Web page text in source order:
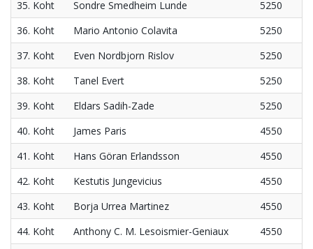
35. Koht
Sondre Smedheim Lunde
5250
36. Koht
Mario Antonio Colavita
5250
37. Koht
Even Nordbjorn Rislov
5250
38. Koht
Tanel Evert
5250
39. Koht
Eldars Sadih-Zade
5250
40. Koht
James Paris
4550
41. Koht
Hans Göran Erlandsson
4550
42. Koht
Kestutis Jungevicius
4550
43. Koht
Borja Urrea Martinez
4550
44. Koht
Anthony C. M. Lesoismier-Geniaux
4550